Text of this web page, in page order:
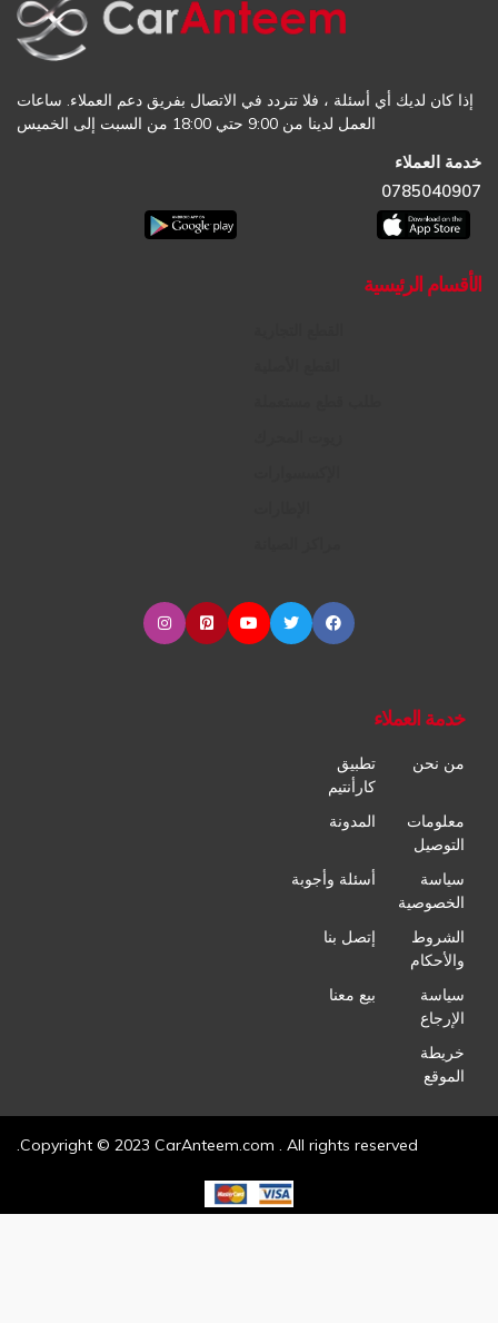
إذا كان لديك أي أسئلة ، فلا تتردد في الاتصال بفريق دعم العملاء. ساعات
العمل لدينا من 9:00 حتي 18:00 من السبت إلى الخميس
خدمة العملاء
0785040907
الأقسام الرئيسية
خدمة العملاء
من نحن
تطبيق
كارأنتيم
معلومات
التوصيل
المدونة
سياسة
الخصوصية
أسئلة وأجوبة
الشروط
والأحكام
إتصل بنا
سياسة
الإرجاع
بيع معنا
خريطة
الموقع
Copyright © 2023 CarAnteem.com . All rights reserved.